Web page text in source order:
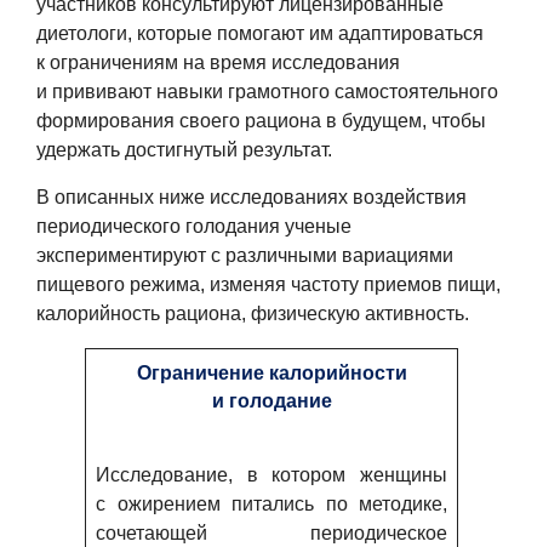
участников консультируют лицензированные
диетологи, которые помогают им адаптироваться
к ограничениям на время исследования
и прививают навыки грамотного самостоятельного
формирования своего рациона в будущем, чтобы
удержать достигнутый результат.
В описанных ниже исследованиях воздействия
периодического голодания ученые
экспериментируют с различными вариациями
пищевого режима, изменяя частоту приемов пищи,
калорийность рациона, физическую активность.
Ограничение калорийности
и голодание
Исследование, в котором женщины
с ожирением питались по методике,
сочетающей периодическое